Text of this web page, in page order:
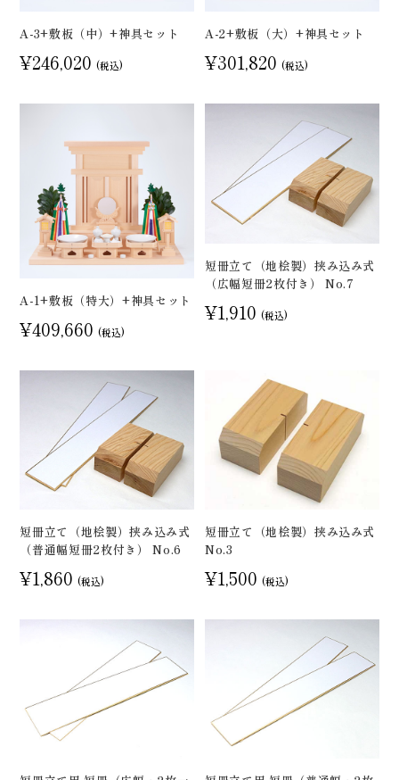
A-3+敷板（中）+神具セット
¥246,020 (税込)
A-2+敷板（大）+神具セット
¥301,820 (税込)
A-1+敷板（特大）+神具セット
¥409,660 (税込)
短冊立て（地桧製）挟み込み式
（広幅短冊2枚付き） No.7
¥1,910 (税込)
短冊立て（地桧製）挟み込み式
（普通幅短冊2枚付き） No.6
¥1,860 (税込)
短冊立て（地桧製）挟み込み式
No.3
¥1,500 (税込)